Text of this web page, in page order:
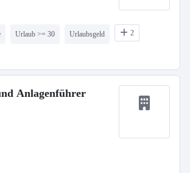
Urlaub >= 30 Urlaubsgeld 2
Anlagenführer